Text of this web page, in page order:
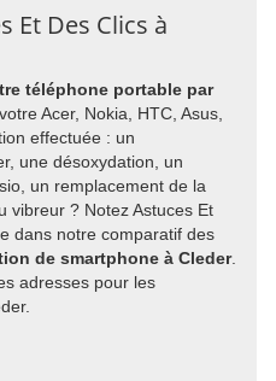
Et Des Clics à
téléphone portable par
Acer, Nokia, HTC, Asus,
effectuée : un
une désoxydation, un
un remplacement de la
vibreur ? Notez Astuces Et
dans notre comparatif des
de smartphone à Cleder.
adresses pour les